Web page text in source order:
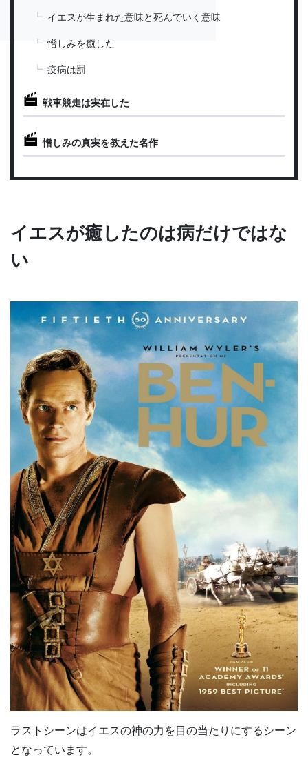
イエスが生まれた意味と死んでいく意味
憎しみを癒した
疫病は罰
戦車競走は実在した
憎しみの真実を教えた名作
イエスが癒したのは病だけではな
い
ラストシーンはイエスの神の力を目の当たりにするシーン
となっています。